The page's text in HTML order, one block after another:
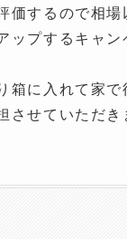
するので相場
ップするキャ
箱に入れて家
させていただ